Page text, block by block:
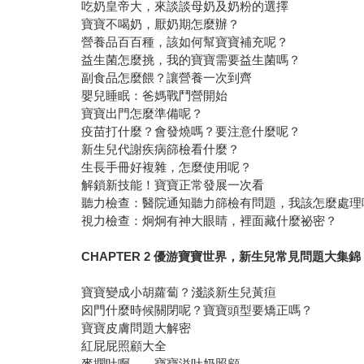
吃奶皇帝大，來談談母奶及奶粉的選擇
寶寶不喝奶，厭奶期怎麼辦？
營養品百百種，該如何幫寶寶補充呢？
益生菌怎麼挑，我的寶寶需要益生菌嗎？
副食品怎麼餵？讓營養一次到齊
嬰兒睡眠：爸媽戰鬥營開始
寶寶出門怎麼準備呢？
疫苗打什麼？會發燒嗎？要注意什麼呢？
新生兒代謝疾病篩檢看什麼？
生長手冊好複雜，怎麼使用呢？
解鎖新技能！寶寶正常發展一次看
聽力檢查：醫院通知聽力篩檢有問題，我該怎麼處
視力檢查：炯炯有神大眼睛，裡面藏什麼祕密？
CHAPTER 2 優游寶寶世界，新生兒常見問題大集錦
寶寶變成小胡蘿蔔？淺談新生兒黃疸
囟門什麼時候關閉呢？寶寶頭型要矯正嗎？
寶寶皮膚問題大解密
紅屁屁照顧大全